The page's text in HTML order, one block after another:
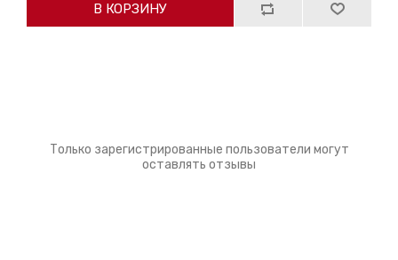
В КОРЗИНУ
Только зарегистрированные пользователи могут
оставлять отзывы